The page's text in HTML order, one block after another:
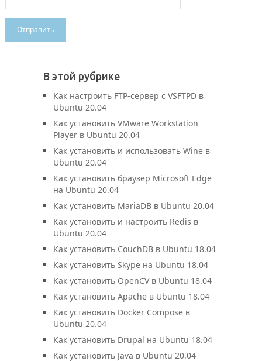
В этой рубрике
Как настроить FTP-сервер с VSFTPD в
Ubuntu 20.04
Как установить VMware Workstation
Player в Ubuntu 20.04
Как установить и использовать Wine в
Ubuntu 20.04
Как установить браузер Microsoft Edge
на Ubuntu 20.04
Как установить MariaDB в Ubuntu 20.04
Как установить и настроить Redis в
Ubuntu 20.04
Как установить CouchDB в Ubuntu 18.04
Как установить Skype на Ubuntu 18.04
Как установить OpenCV в Ubuntu 18.04
Как установить Apache в Ubuntu 18.04
Как установить Docker Compose в
Ubuntu 20.04
Как установить Drupal на Ubuntu 18.04
Как установить Java в Ubuntu 20.04